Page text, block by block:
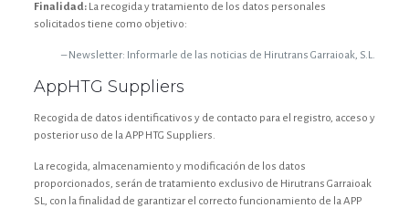
Finalidad:La recogida y tratamiento de los datos personales
solicitados tiene como objetivo:
– Newsletter: Informarle de las noticias de Hirutrans Garraioak, S.L.
AppHTG Suppliers
Recogida de datos identificativos y de contacto para el registro, acceso y
posterior uso de la APP HTG Suppliers.
La recogida, almacenamiento y modificación de los datos
proporcionados, serán de tratamiento exclusivo de Hirutrans Garraioak
SL, con la finalidad de garantizar el correcto funcionamiento de la APP